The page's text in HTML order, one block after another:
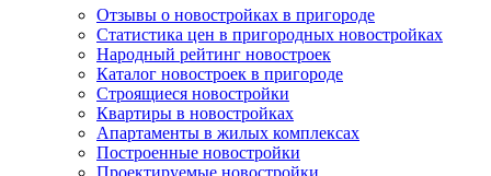
Отзывы о новостройках в пригороде
Статистика цен в пригородных новостройках
Народный рейтинг новостроек
Каталог новостроек в пригороде
Строящиеся новостройки
Квартиры в новостройках
Апартаменты в жилых комплексах
Построенные новостройки